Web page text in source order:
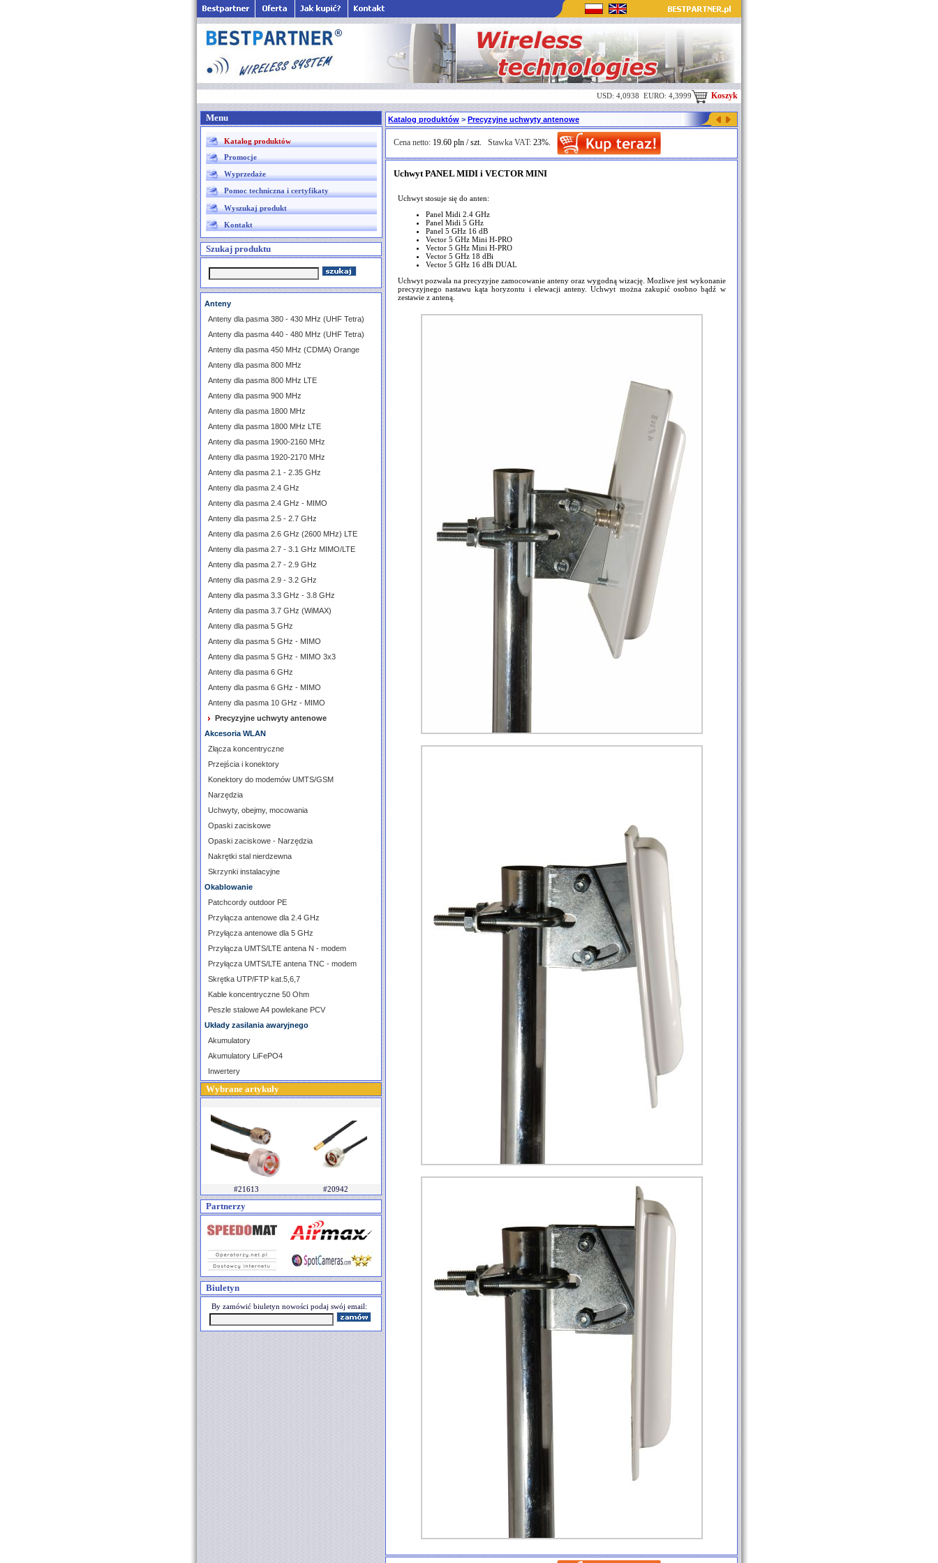
USD: 4,0938 EURO: 4,3999 Koszyk
Menu
Katalog produktów
Promocje
Wyprzedaże
Pomoc techniczna i certyfikaty
Wyszukaj produkt
Kontakt
Szukaj produktu
Anteny
Anteny dla pasma 380 - 430 MHz (UHF Tetra)
Anteny dla pasma 440 - 480 MHz (UHF Tetra)
Anteny dla pasma 450 MHz (CDMA) Orange
Anteny dla pasma 800 MHz
Anteny dla pasma 800 MHz LTE
Anteny dla pasma 900 MHz
Anteny dla pasma 1800 MHz
Anteny dla pasma 1800 MHz LTE
Anteny dla pasma 1900-2160 MHz
Anteny dla pasma 1920-2170 MHz
Anteny dla pasma 2.1 - 2.35 GHz
Anteny dla pasma 2.4 GHz
Anteny dla pasma 2.4 GHz - MIMO
Anteny dla pasma 2.5 - 2.7 GHz
Anteny dla pasma 2.6 GHz (2600 MHz) LTE
Anteny dla pasma 2.7 - 3.1 GHz MIMO/LTE
Anteny dla pasma 2.7 - 2.9 GHz
Anteny dla pasma 2.9 - 3.2 GHz
Anteny dla pasma 3.3 GHz - 3.8 GHz
Anteny dla pasma 3.7 GHz (WiMAX)
Anteny dla pasma 5 GHz
Anteny dla pasma 5 GHz - MIMO
Anteny dla pasma 5 GHz - MIMO 3x3
Anteny dla pasma 6 GHz
Anteny dla pasma 6 GHz - MIMO
Anteny dla pasma 10 GHz - MIMO
Precyzyjne uchwyty antenowe
Akcesoria WLAN
Złącza koncentryczne
Przejścia i konektory
Konektory do modemów UMTS/GSM
Narzędzia
Uchwyty, obejmy, mocowania
Opaski zaciskowe
Opaski zaciskowe - Narzędzia
Nakrętki stal nierdzewna
Skrzynki instalacyjne
Okablowanie
Patchcordy outdoor PE
Przyłącza antenowe dla 2.4 GHz
Przyłącza antenowe dla 5 GHz
Przyłącza UMTS/LTE antena N - modem
Przyłącza UMTS/LTE antena TNC - modem
Skrętka UTP/FTP kat.5,6,7
Kable koncentryczne 50 Ohm
Peszle stalowe A4 powlekane PCV
Układy zasilania awaryjnego
Akumulatory
Akumulatory LiFePO4
Inwertery
Wybrane artykuły
#21613 #20942
Partnerzy
Biuletyn
By zamówić biuletyn nowości podaj swój email:
Katalog produktów > Precyzyjne uchwyty antenowe
Cena netto: 19.60 pln / szt. Stawka VAT: 23%.
Uchwyt PANEL MIDI i VECTOR MINI
Uchwyt stosuje się do anten:
Panel Midi 2.4 GHz
Panel Midi 5 GHz
Panel 5 GHz 16 dB
Vector 5 GHz Mini H-PRO
Vector 5 GHz Mini H-PRO
Vector 5 GHz 18 dBi
Vector 5 GHz 16 dBi DUAL
Uchwyt pozwala na precyzyjne zamocowanie anteny oraz wygodną wizację. Mozliwe jest wykonanie
precyzyjnego nastawu kąta horyzontu i elewacji anteny. Uchwyt można zakupić osobno bądź w
zestawie z anteną.